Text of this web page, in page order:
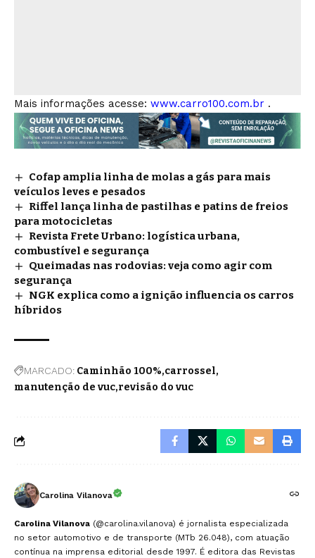
Mais informações acesse: www.carro100.com.br .
Cofap amplia linha de molas a gás para mais
veículos leves e pesados
Riffel lança linha de pastilhas e patins de freios
para motocicletas
Revista Frete Urbano: logística urbana,
combustível e segurança
Queimadas nas rodovias: veja como agir com
segurança
NGK explica como a ignição influencia os carros
híbridos
MARCADO: Caminhão 100% carrossel
manutenção de vuc revisão do vuc
Carolina Vilanova
Carolina Vilanova (@carolina.vilanova) é jornalista especializada
no setor automotivo e de transporte (MTb 26.048), com atuação
contínua na imprensa editorial desde 1997. É editora das Revistas